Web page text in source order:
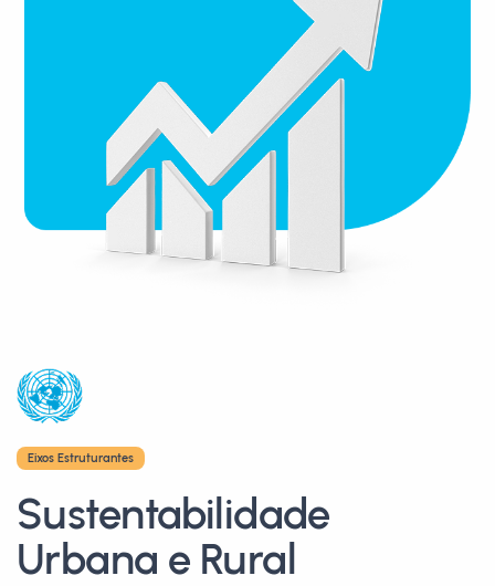
Eixos Estruturantes
Sustentabilidade
Urbana e Rural